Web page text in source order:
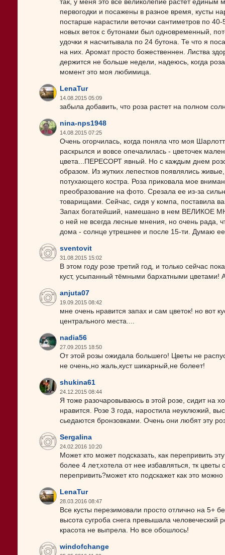
так, у меня это все великолепие растет единым
первогодки и посажены в разное время, кусты
постарше нарастили веточки сантиметров по
новых веток с бутонами был одновременный,
удочки я насчитывала по 24 бутона. Те что я
на них. Аромат просто божественнен. Листва
держится не больше недели, надеюсь, когда
момент это моя любимица.
LenaTur
14.08.2015 05:09
забыла добавить, что роза растет на полном
nina-nps1948
14.08.2015 07:25
Очень огорчилась, когда поняла что моя
раскрылся и вовсе опечалилась - цветочек
цвета...ПЕРЕСОРТ явный. Но с каждым днем
образом. Из жутких лепестков появлялись
потухающего костра. Роза приковала мое
преобразование на фото. Срезала ее из-за
товарищами. Сейчас, сидя у компа, поставила
Запах богатейший, намешано в нем ВЕЛИКОЕ
о ней не всегда лесные мнения, но очень рада,
дома - солнце утрешнее и после 15-ти. Думаю ее
sventovit
31.08.2015 15:02
В этом году розе третий год, и только сейчас
куст, усыпанный тёмными бархатными цветами!
anjuta07
19.09.2015 08:42
мне очень нравится запах и сам цветок! но вот
центрального места....
nadia56
27.09.2015 18:50
От этой розы ожидала большего! Цветы не
не очень,но жаль,куст шикарный,не болеет!
shukina61
24.12.2015 08:44
Я тоже разочаровываюсь в этой розе, сидит на
нравится. Розе 3 года, наростила неуклюжий,
сьедаются бронзовками. Очень они любят эту
Sergalina
24.02.2016 10:20
Может кто может подсказать, как перепривить
более 4 лет,хотела от нее избавляться, тк
перепривить?может кто подскажет как это можно
LenaTur
28.03.2016 08:47
Все кусты перезимовали просто отлично на 5+
высота сугроба снега превышала человеческий
красота не выпрела. Но все обошлось!
windofchange